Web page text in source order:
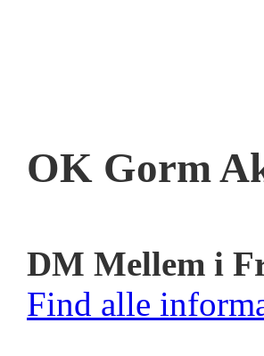
OK Gorm
DM Mellem i
Find alle